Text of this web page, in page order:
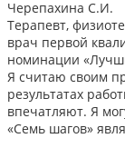
Черепахина С.И.
Терапевт,
врач первой
номинации
Я считаю своим
результатах
впечатляют. Я
«Семь шагов»